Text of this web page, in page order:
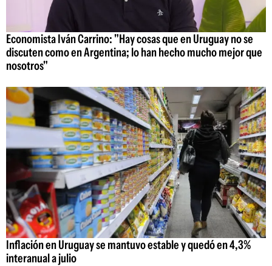
Economista Iván Carrino: "Hay cosas que en Uruguay no se
discuten como en Argentina; lo han hecho mucho mejor que
nosotros"
Inflación en Uruguay se mantuvo estable y quedó en 4,3%
interanual a julio